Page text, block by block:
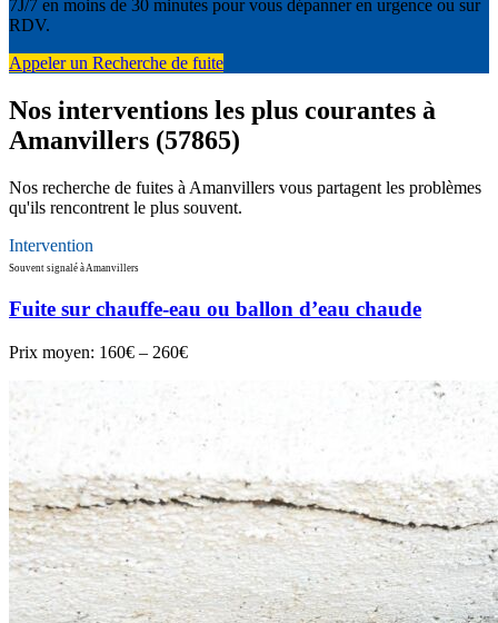
7J/7 en moins de 30 minutes pour vous dépanner en urgence ou sur
RDV.
Appeler un Recherche de fuite
Nos interventions les plus courantes à
Amanvillers (57865)
Nos recherche de fuites à Amanvillers vous partagent les problèmes
qu'ils rencontrent le plus souvent.
Intervention
Souvent signalé à Amanvillers
Fuite sur chauffe-eau ou ballon d’eau chaude
Prix moyen: 160€ – 260€